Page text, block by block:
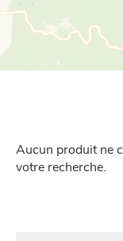
Aucun produit ne
votre recherche.